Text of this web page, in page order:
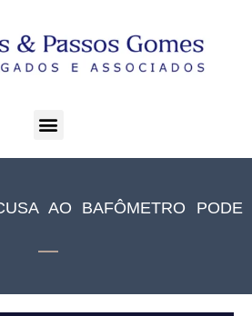
AO BAFÔMETRO PODE